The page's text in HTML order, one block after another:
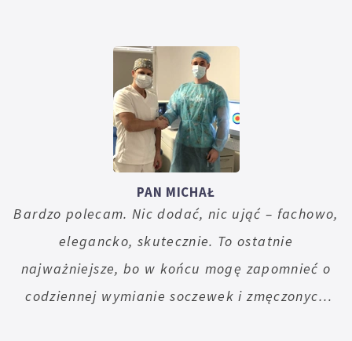
PAN MICHAŁ
Bardzo polecam. Nic dodać, nic ująć – fachowo,
elegancko, skutecznie. To ostatnie
najważniejsze, bo w końcu mogę zapomnieć o
codziennej wymianie soczewek i zmęczonych